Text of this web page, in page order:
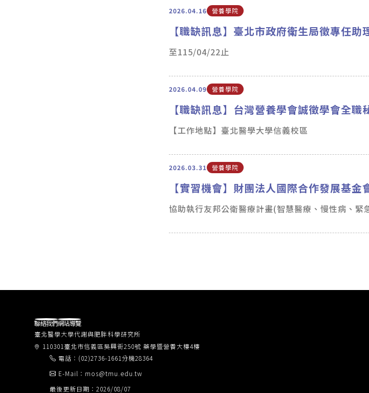
2026.04.16 營養學院
【職缺訊息】臺北市政府衛生局徵專任助
至115/04/22止
2026.04.09 營養學院
【職缺訊息】台灣營養學會誠徵學會全職
【工作地點】臺北醫學大學信義校區
2026.03.31 營養學院
【實習機會】財團法人國際合作發展基
協助執行友邦公衛醫療計畫(智慧醫療、慢性病、緊
臺北醫學大學代謝與肥胖科學研究所
110301臺北市信義區吳興街250號 藥學暨營養大樓4樓
電話：(02)2736-1661分機28364
E-Mail：mos@tmu.edu.tw
最後更新日期：2026/08/07
聯絡我們網站導覽